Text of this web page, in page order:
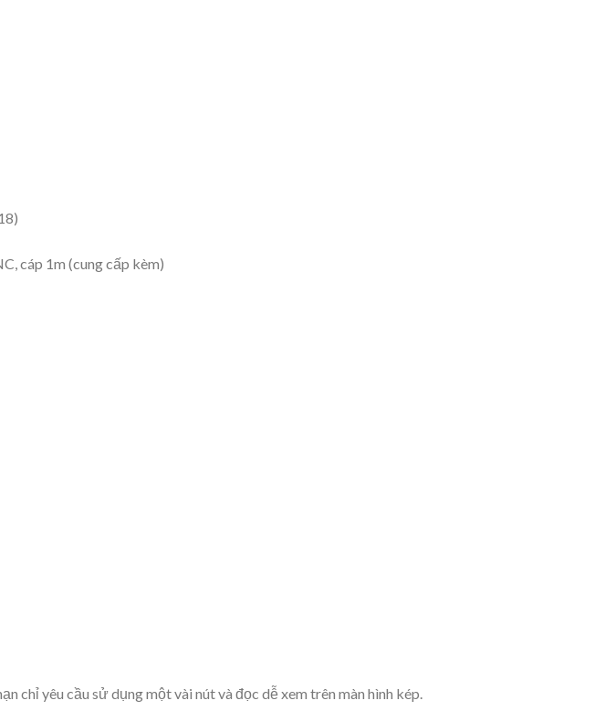
cáp 1m (cung cấp kèm)
chỉ yêu cầu sử dụng một vài nút và đọc dễ xem trên màn hình kép.